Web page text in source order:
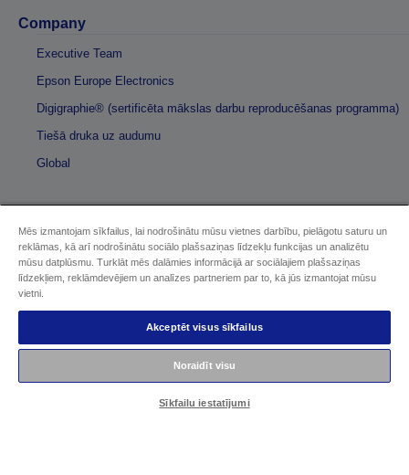
Company
Executive Team
Epson Europe Electronics
Digigraphie® (sertificēta mākslas darbu reproducēšanas programma)
Tiešā druka uz audumu
Global
Sellers Identification
Paziņojumā par konfidencialitāti
EU Data Act Compliance
Sazinieties ar mums par saviem datiem
Cookie Information
Mēs izmantojam sīkfailus, lai nodrošinātu mūsu vietnes darbību, pielāgotu saturu un
reklāmas, kā arī nodrošinātu sociālo plašsaziņas līdzekļu funkcijas un analizētu
mūsu datplūsmu. Turklāt mēs dalāmies informācijā ar sociālajiem plašsaziņas
līdzekļiem, reklāmdevējiem un analīzes partneriem par to, kā jūs izmantojat mūsu
vietni.
Akceptēt visus sīkfailus
Noraidīt visu
Sīkfailu iestatījumi